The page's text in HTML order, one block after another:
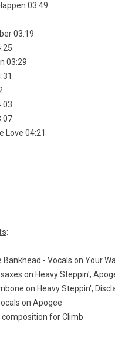
03:49
03:19
03:29
Love 04:21
:
- Vocals on Your
on Heavy Steppin',
on Heavy Steppin',
on Apogee
composition for Climb